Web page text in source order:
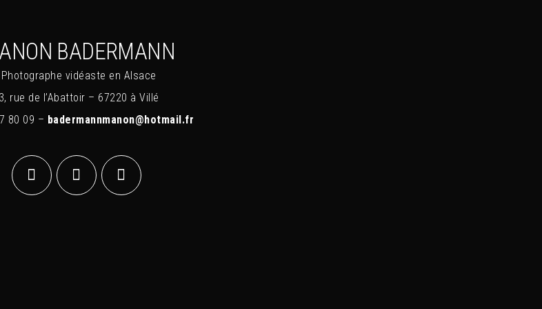
BADERMANN
Photographe vidéaste en Alsace
3, rue de l’Abattoir – 67220 à Villé
80 09 – badermannmanon@hotmail.fr